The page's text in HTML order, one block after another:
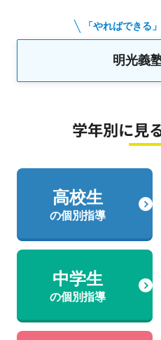
「やればできる
明光義
学年別に見
高校生
の個別指導
中学生
の個別指導